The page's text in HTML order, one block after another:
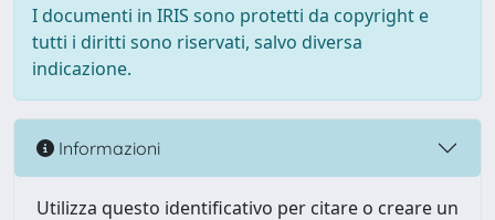
I documenti in IRIS sono protetti da copyright e
tutti i diritti sono riservati, salvo diversa
indicazione.
Informazioni
Utilizza questo identificativo per citare o creare un